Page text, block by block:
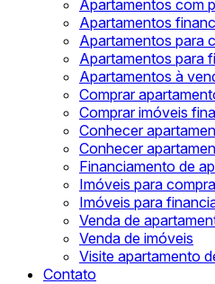
Apartamentos com
Apartamentos
Apartamentos para
Apartamentos para
Apartamentos à
Comprar
Comprar imóveis
Conhecer
Conhecer
Financiamento de
Imóveis para
Imóveis para
Venda de
Venda de imóveis
Visite apartamento
Contato